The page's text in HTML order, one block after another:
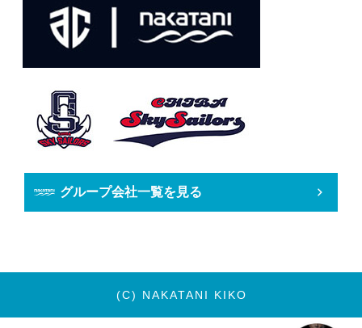
グループ会社一覧を見る
(C) NAKATANI KIKO